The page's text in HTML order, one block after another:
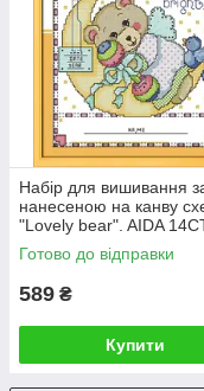
Набір для вишивання
нанесеною на канву
"Lovely bear". AIDA
printed, 25*30 см
Готово до відправки
589 ₴
Купити